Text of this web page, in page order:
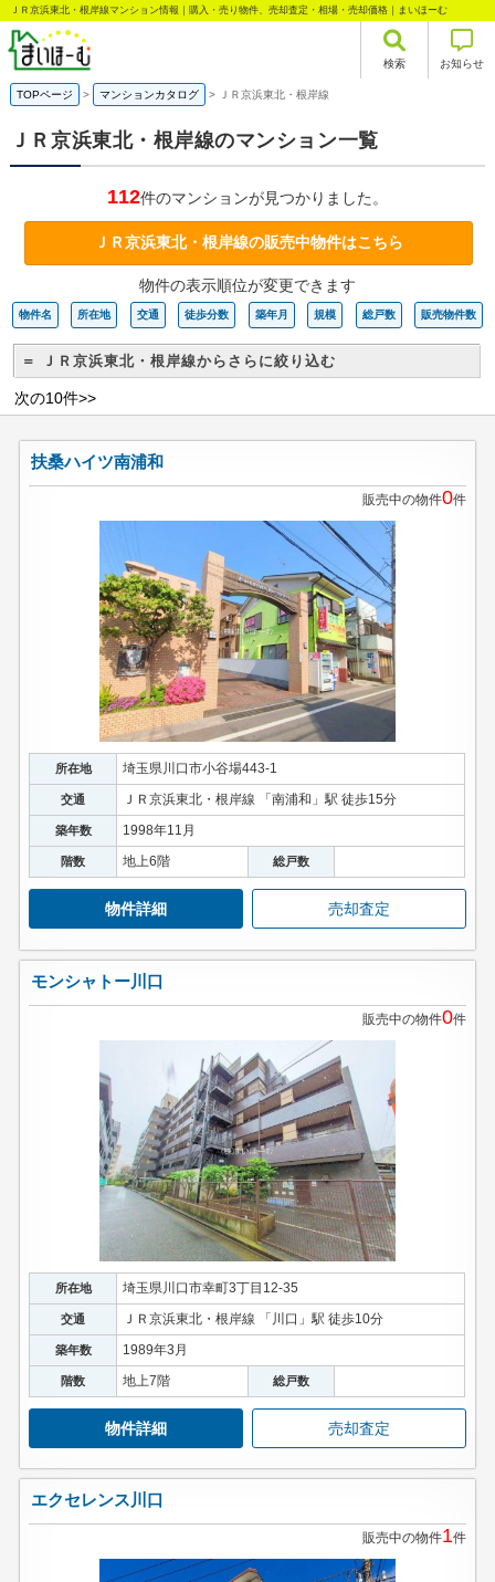
ＪＲ京浜東北・根岸線マンション情報｜購入・売り物件、売却査定・相場・売却価格｜まいほーむ
検索 お知らせ
TOPページ マンションカタログ ＪＲ京浜東北・根岸線
ＪＲ京浜東北・根岸線のマンション一覧
112件のマンションが見つかりました。
ＪＲ京浜東北・根岸線の販売中物件はこちら
物件の表示順位が変更できます
物件名 所在地 交通 徒歩分数 築年月 規模 総戸数 販売物件数
＝ ＪＲ京浜東北・根岸線からさらに絞り込む
次の10件>>
扶桑ハイツ南浦和
販売中の物件0件
所在地 埼玉県川口市小谷場443-1
交通 ＪＲ京浜東北・根岸線 「南浦和」駅 徒歩15分
築年数 1998年11月
階数 地上6階 総戸数
物件詳細 売却査定
モンシャトー川口
販売中の物件0件
所在地 埼玉県川口市幸町3丁目12-35
交通 ＪＲ京浜東北・根岸線 「川口」駅 徒歩10分
築年数 1989年3月
階数 地上7階 総戸数
物件詳細 売却査定
エクセレンス川口
販売中の物件1件